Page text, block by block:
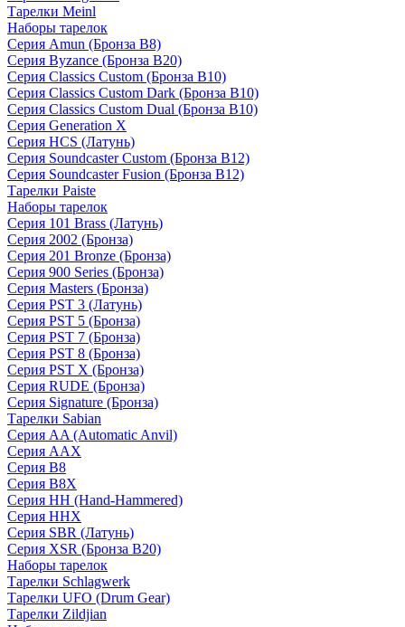
Тарелки Meinl
Наборы тарелок
Серия Amun (Бронза B8)
Серия Byzance (Бронза B20)
Серия Classics Custom (Бронза B10)
Серия Classics Custom Dark (Бронза B10)
Серия Classics Custom Dual (Бронза B10)
Серия Generation X
Серия HCS (Латунь)
Серия Soundcaster Custom (Бронза B12)
Серия Soundcaster Fusion (Бронза B12)
Тарелки Paiste
Наборы тарелок
Серия 101 Brass (Латунь)
Серия 2002 (Бронза)
Серия 201 Bronze (Бронза)
Серия 900 Series (Бронза)
Серия Masters (Бронза)
Серия PST 3 (Латунь)
Серия PST 5 (Бронза)
Серия PST 7 (Бронза)
Серия PST 8 (Бронза)
Серия PST X (Бронза)
Серия RUDE (Бронза)
Серия Signature (Бронза)
Тарелки Sabian
Серия AA (Automatic Anvil)
Серия AAX
Серия B8
Серия B8X
Серия HH (Hand-Hammered)
Серия HHX
Серия SBR (Латунь)
Серия XSR (Бронза B20)
Наборы тарелок
Тарелки Schlagwerk
Тарелки UFO (Drum Gear)
Тарелки Zildjian